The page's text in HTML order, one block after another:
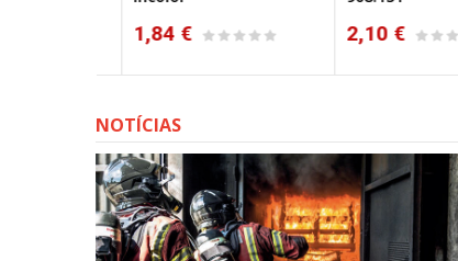
1,84 € 2,10 €
NOTÍCIAS